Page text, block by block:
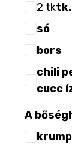
2 tk
só
bors
chili
cucc
A